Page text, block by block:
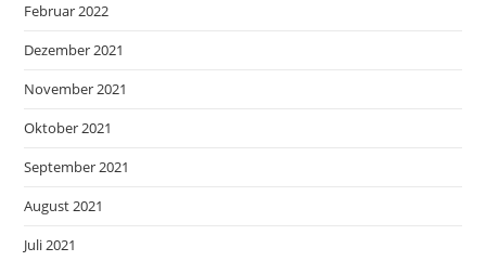
Februar 2022
Dezember 2021
November 2021
Oktober 2021
September 2021
August 2021
Juli 2021